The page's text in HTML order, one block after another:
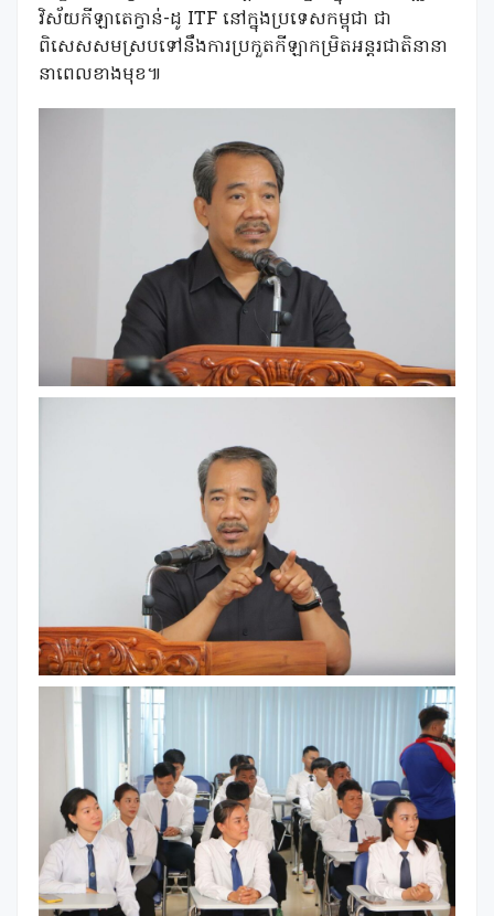
វិស័យកីឡាតេក្វាន់-ដូ ITF នៅក្នុងប្រទេសកម្ពុជា ជា
ពិសេសសមស្របទៅនឹងការប្រកួតកីឡាកម្រិតអន្តរជាតិនានា
នាពេលខាងមុខ៕